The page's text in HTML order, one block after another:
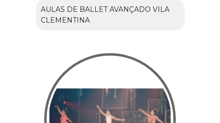
AULAS DE BALLET AVANÇADO VILA
CLEMENTINA